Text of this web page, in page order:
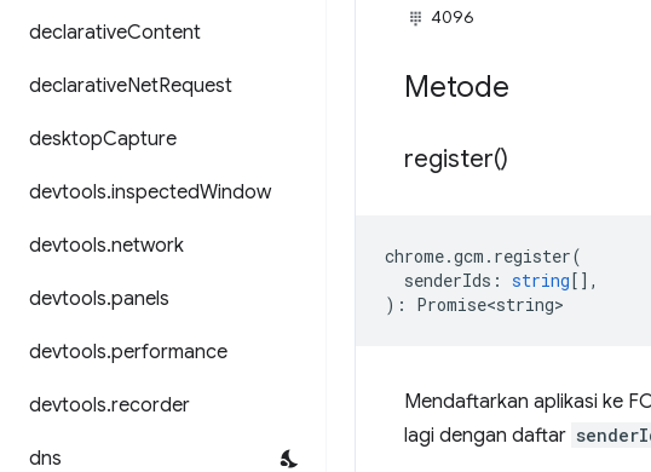
declarativeContent
declarativeNetRequest
desktopCapture
devtools.inspectedWindow
devtools.network
devtools.panels
devtools.performance
devtools.recorder
dns
4096
Metode
register()
chrome.gcm . register(
senderIds : string[],
) : Promise<string>
Mendaftarkan aplikasi ke
lagi dengan daftar